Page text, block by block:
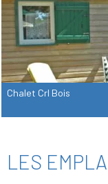
Chalet Crl Bois
LES